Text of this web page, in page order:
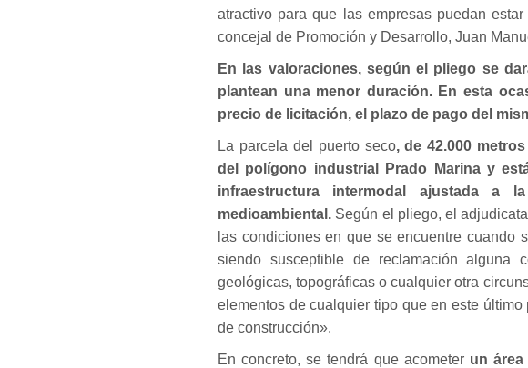
atractivo para que las empresas puedan
concejal de Promoción y Desarrollo, Juan
En las valoraciones, según el pliego se
plantean una menor duración. En esta
precio de licitación, el plazo de pago del
La parcela del puerto seco, de 42.000
del polígono industrial Prado Marina y
infraestructura intermodal ajustada a
medioambiental. Según el pliego, el
las condiciones en que se encuentre cuando
siendo susceptible de reclamación alguna
geológicas, topográficas o cualquier otra
elementos de cualquier tipo que en este
de construcción».
En concreto, se tendrá que acometerun área